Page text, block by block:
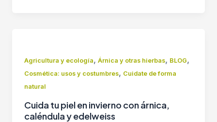
Agricultura y ecología, Árnica y otras hierbas, BLOG,
Cosmética: usos y costumbres, Cuidate de forma
natural
Cuida tu piel en invierno con árnica,
caléndula y edelweiss